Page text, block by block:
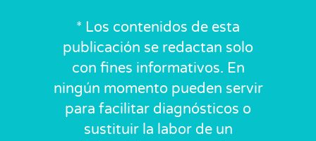
* Los contenidos de esta
publicación se redactan solo
con fines informativos. En
ningún momento pueden servir
para facilitar diagnósticos o
sustituir la labor de un